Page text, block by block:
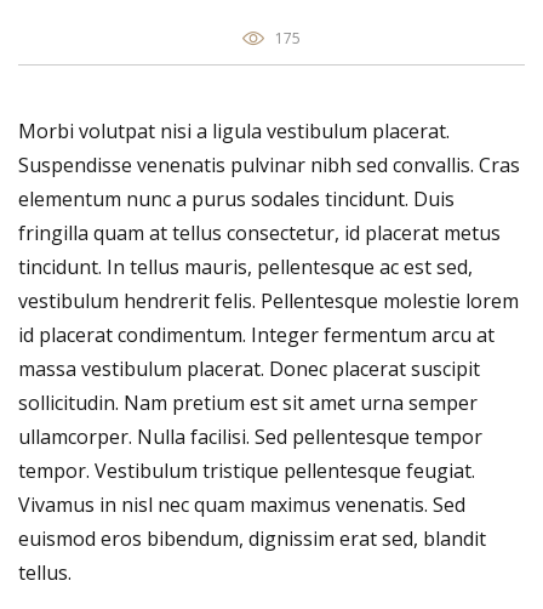
175
Morbi volutpat nisi a ligula vestibulum placerat.
Suspendisse venenatis pulvinar nibh sed convallis. Cras
elementum nunc a purus sodales tincidunt. Duis
fringilla quam at tellus consectetur, id placerat metus
tincidunt. In tellus mauris, pellentesque ac est sed,
vestibulum hendrerit felis. Pellentesque molestie lorem
id placerat condimentum. Integer fermentum arcu at
massa vestibulum placerat. Donec placerat suscipit
sollicitudin. Nam pretium est sit amet urna semper
ullamcorper. Nulla facilisi. Sed pellentesque tempor
tempor. Vestibulum tristique pellentesque feugiat.
Vivamus in nisl nec quam maximus venenatis. Sed
euismod eros bibendum, dignissim erat sed, blandit
tellus.